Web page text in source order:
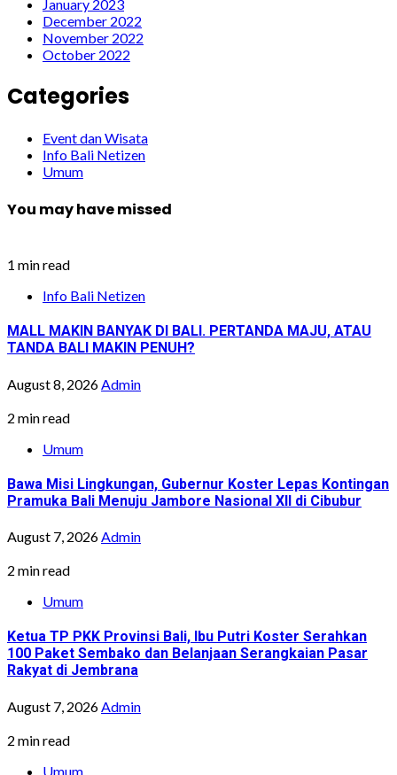
January 2023
December 2022
November 2022
October 2022
Categories
Event dan Wisata
Info Bali Netizen
Umum
You may have missed
1 min read
Info Bali Netizen
MALL MAKIN BANYAK DI BALI. PERTANDA MAJU, ATAU
TANDA BALI MAKIN PENUH?
August 8, 2026 Admin
2 min read
Umum
Bawa Misi Lingkungan, Gubernur Koster Lepas Kontingan
Pramuka Bali Menuju Jambore Nasional XII di Cibubur
August 7, 2026Admin
2 min read
Umum
Ketua TP PKK Provinsi Bali, Ibu Putri Koster Serahkan
100 Paket Sembako dan Belanjaan Serangkaian Pasar
Rakyat di Jembrana
August 7, 2026 Admin
2 min read
Umum